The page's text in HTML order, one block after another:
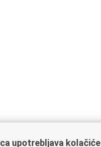
upotrebljava kolačiće